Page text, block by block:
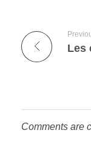
Comments are